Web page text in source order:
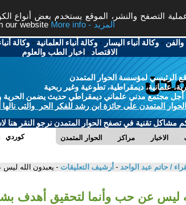
التصفح والنشر، الموقع يستخدم بعض أنواع
our website
More info - المزيد
والفن -وكالة أنباء اليسار -وكالة أنباء العلمانية -وكالة
الاقتصاد - اخبار الطب والعلوم
الرئيسي لمؤسسة الحوار المتمدن
علمانية، ديمقراطية، تطوعية وغير ربحية
مجتمع مدني علماني ديمقراطي حديث يضمن الحرية
المتمدن على جائزة ابن رشد للفكر الحر والتى نالها
مشاكل تقنية في تصفح الحوار المتمدن نرجو النقر هنا
الحوار المتمدن مراكز الاخبار كوردي
/ حاتم عبد الواحد - أرشيف التعليقات - يعبدون الله ليس
ليس عن حب وأنما لتحقيق أهدف